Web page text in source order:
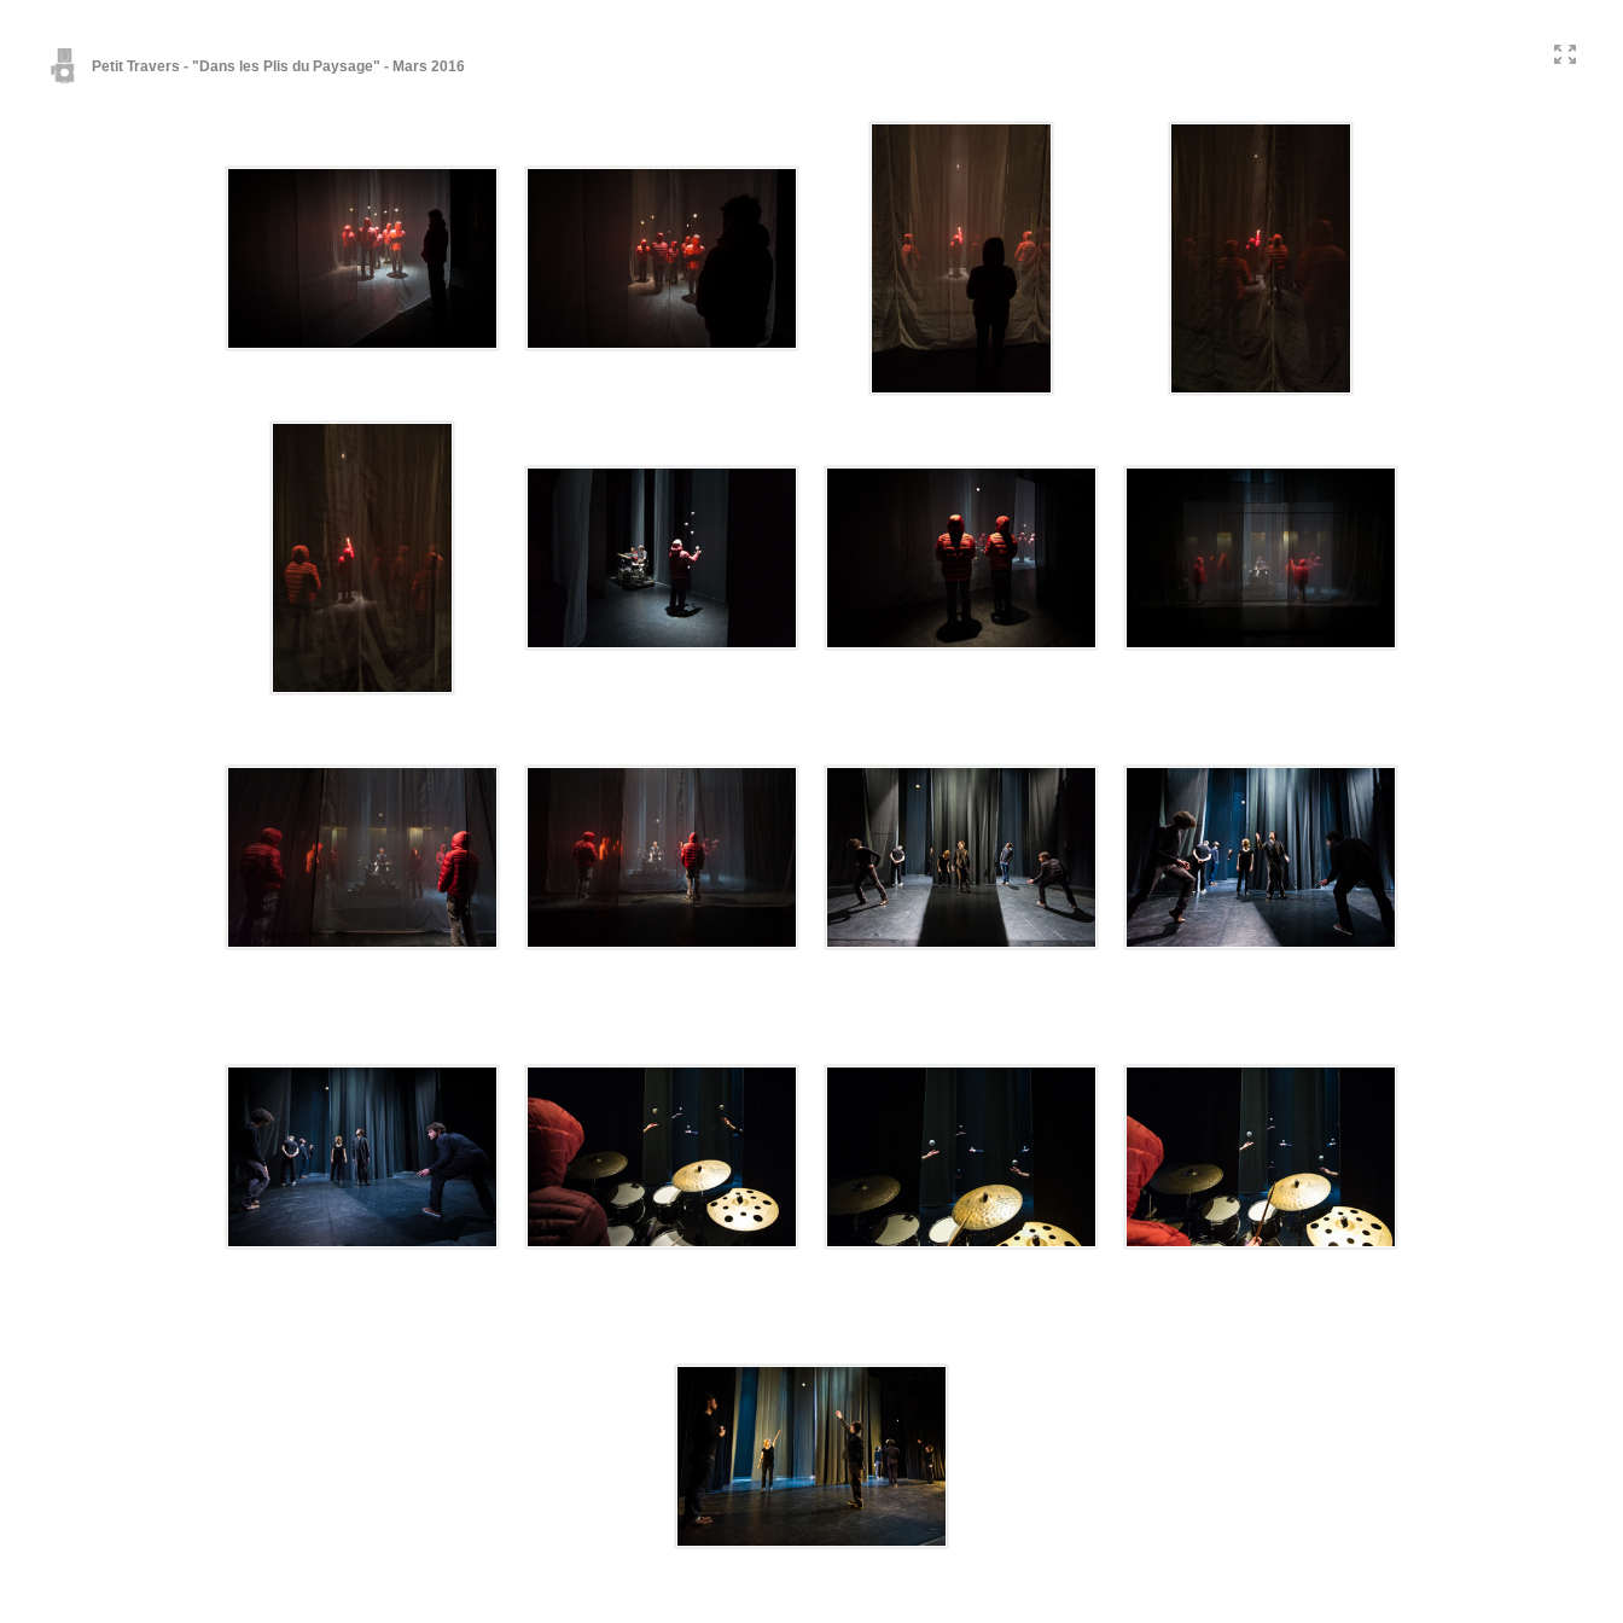
Petit Travers - "Dans les Plis du Paysage" - Mars 2016